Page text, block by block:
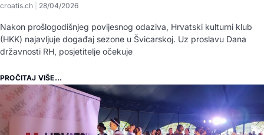
croatis.ch 28/04/2026
Nakon prošlogodišnjeg povijesnog odaziva, Hrvatski kulturni klub
(HKK) najavljuje događaj sezone u Švicarskoj. Uz proslavu Dana
državnosti RH, posjetitelje očekuje
PROČITAJ VIŠE...